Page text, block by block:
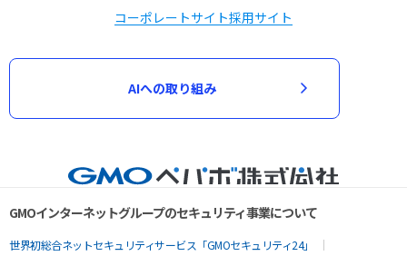
コーポレートサイト採用サイト
AIへの取り組み
GMOインターネットグループのセキュリティ事業について
世界初総合ネットセキュリティサービス「GMOセキュリティ24」